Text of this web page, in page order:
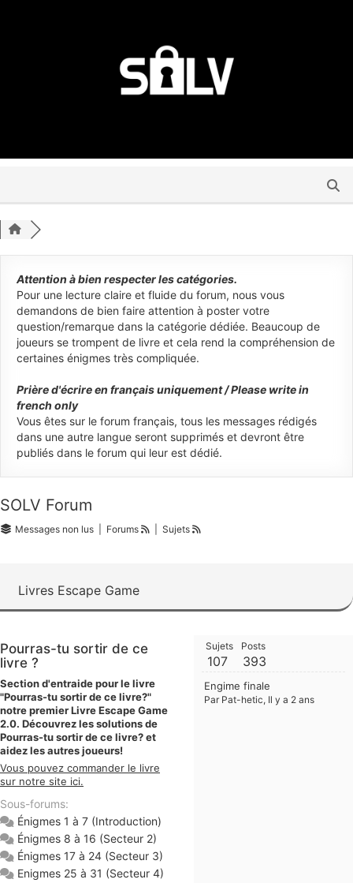
Attention à bien respecter les catégories.
Pour une lecture claire et fluide du forum, nous vous
demandons de bien faire attention à poster votre
question/remarque dans la catégorie dédiée. Beaucoup de
joueurs se trompent de livre et cela rend la compréhension de
certaines énigmes très compliquée.
Prière d'écrire en français uniquement / Please write in
french only
Vous êtes sur le forum français, tous les messages rédigés
dans une autre langue seront supprimés et devront être
publiés dans le forum qui leur est dédié.
SOLV Forum
Messages non lus Forums Sujets
Livres Escape Game
Pourras-tu sortir de ce
livre ?
Section d'entraide pour le livre
"Pourras-tu sortir de ce livre?"
notre premier Livre Escape Game
2.0. Découvrez les solutions de
Pourras-tu sortir de ce livre? et
aidez les autres joueurs!
Vous pouvez commander le livre
sur notre site ici.
Sous-forums:
Énigmes 1 à 7 (Introduction)
Énigmes 8 à 16 (Secteur 2)
Énigmes 17 à 24 (Secteur 3)
Enigmes 25 à 31 (Secteur 4)
Sujets
107
Posts
393
Engime finale
Par Pat-hetic, Il y a 2 ans